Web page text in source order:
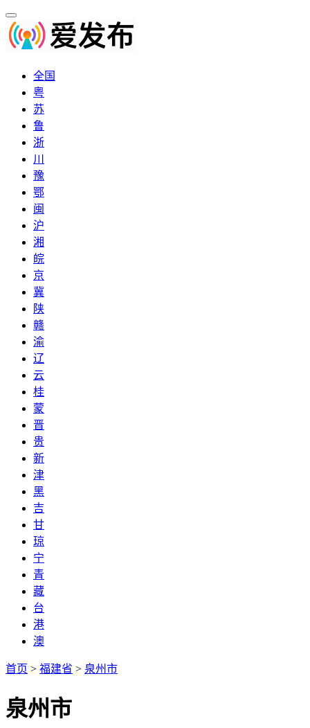
全国
粤
苏
鲁
浙
川
豫
鄂
闽
沪
湘
皖
京
冀
陕
赣
渝
辽
云
桂
蒙
晋
贵
新
津
黑
吉
甘
琼
宁
青
藏
台
港
澳
首页 > 福建省 > 泉州市
泉州市